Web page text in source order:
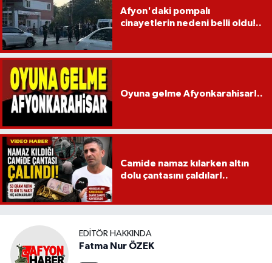
Afyon'daki pompalı
cinayetlerin nedeni belli oldu!..
Oyuna gelme Afyonkarahisar!..
Camide namaz kılarken altın
dolu çantasını çaldılar!..
EDITÖR HAKKINDA
Fatma Nur ÖZEK